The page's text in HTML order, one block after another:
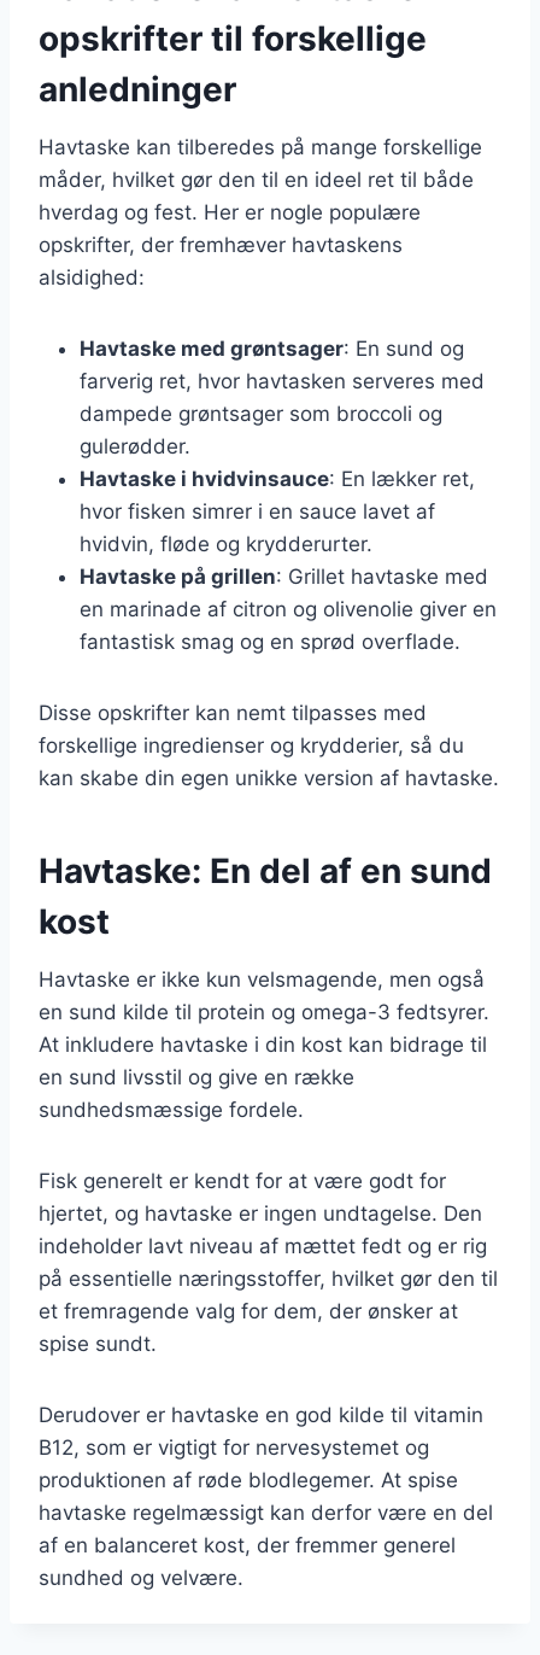
opskrifter til forskellige
anledninger
Havtaske kan tilberedes på mange forskellige
måder, hvilket gør den til en ideel ret til både
hverdag og fest. Her er nogle populære
opskrifter, der fremhæver havtaskens
alsidighed:
Havtaske med grøntsager: En sund og
farverig ret, hvor havtasken serveres med
dampede grøntsager som broccoli og
gulerødder.
Havtaske i hvidvinsauce: En lækker ret,
hvor fisken simrer i en sauce lavet af
hvidvin, fløde og krydderurter.
Havtaske på grillen: Grillet havtaske med
en marinade af citron og olivenolie giver en
fantastisk smag og en sprød overflade.
Disse opskrifter kan nemt tilpasses med
forskellige ingredienser og krydderier, så du
kan skabe din egen unikke version af havtaske.
Havtaske: En del af en sund
kost
Havtaske er ikke kun velsmagende, men også
en sund kilde til protein og omega-3 fedtsyrer.
At inkludere havtaske i din kost kan bidrage til
en sund livsstil og give en række
sundhedsmæssige fordele.
Fisk generelt er kendt for at være godt for
hjertet, og havtaske er ingen undtagelse. Den
indeholder lavt niveau af mættet fedt og er rig
på essentielle næringsstoffer, hvilket gør den til
et fremragende valg for dem, der ønsker at
spise sundt.
Derudover er havtaske en god kilde til vitamin
B12, som er vigtigt for nervesystemet og
produktionen af røde blodlegemer. At spise
havtaske regelmæssigt kan derfor være en del
af en balanceret kost, der fremmer generel
sundhed og velvære.